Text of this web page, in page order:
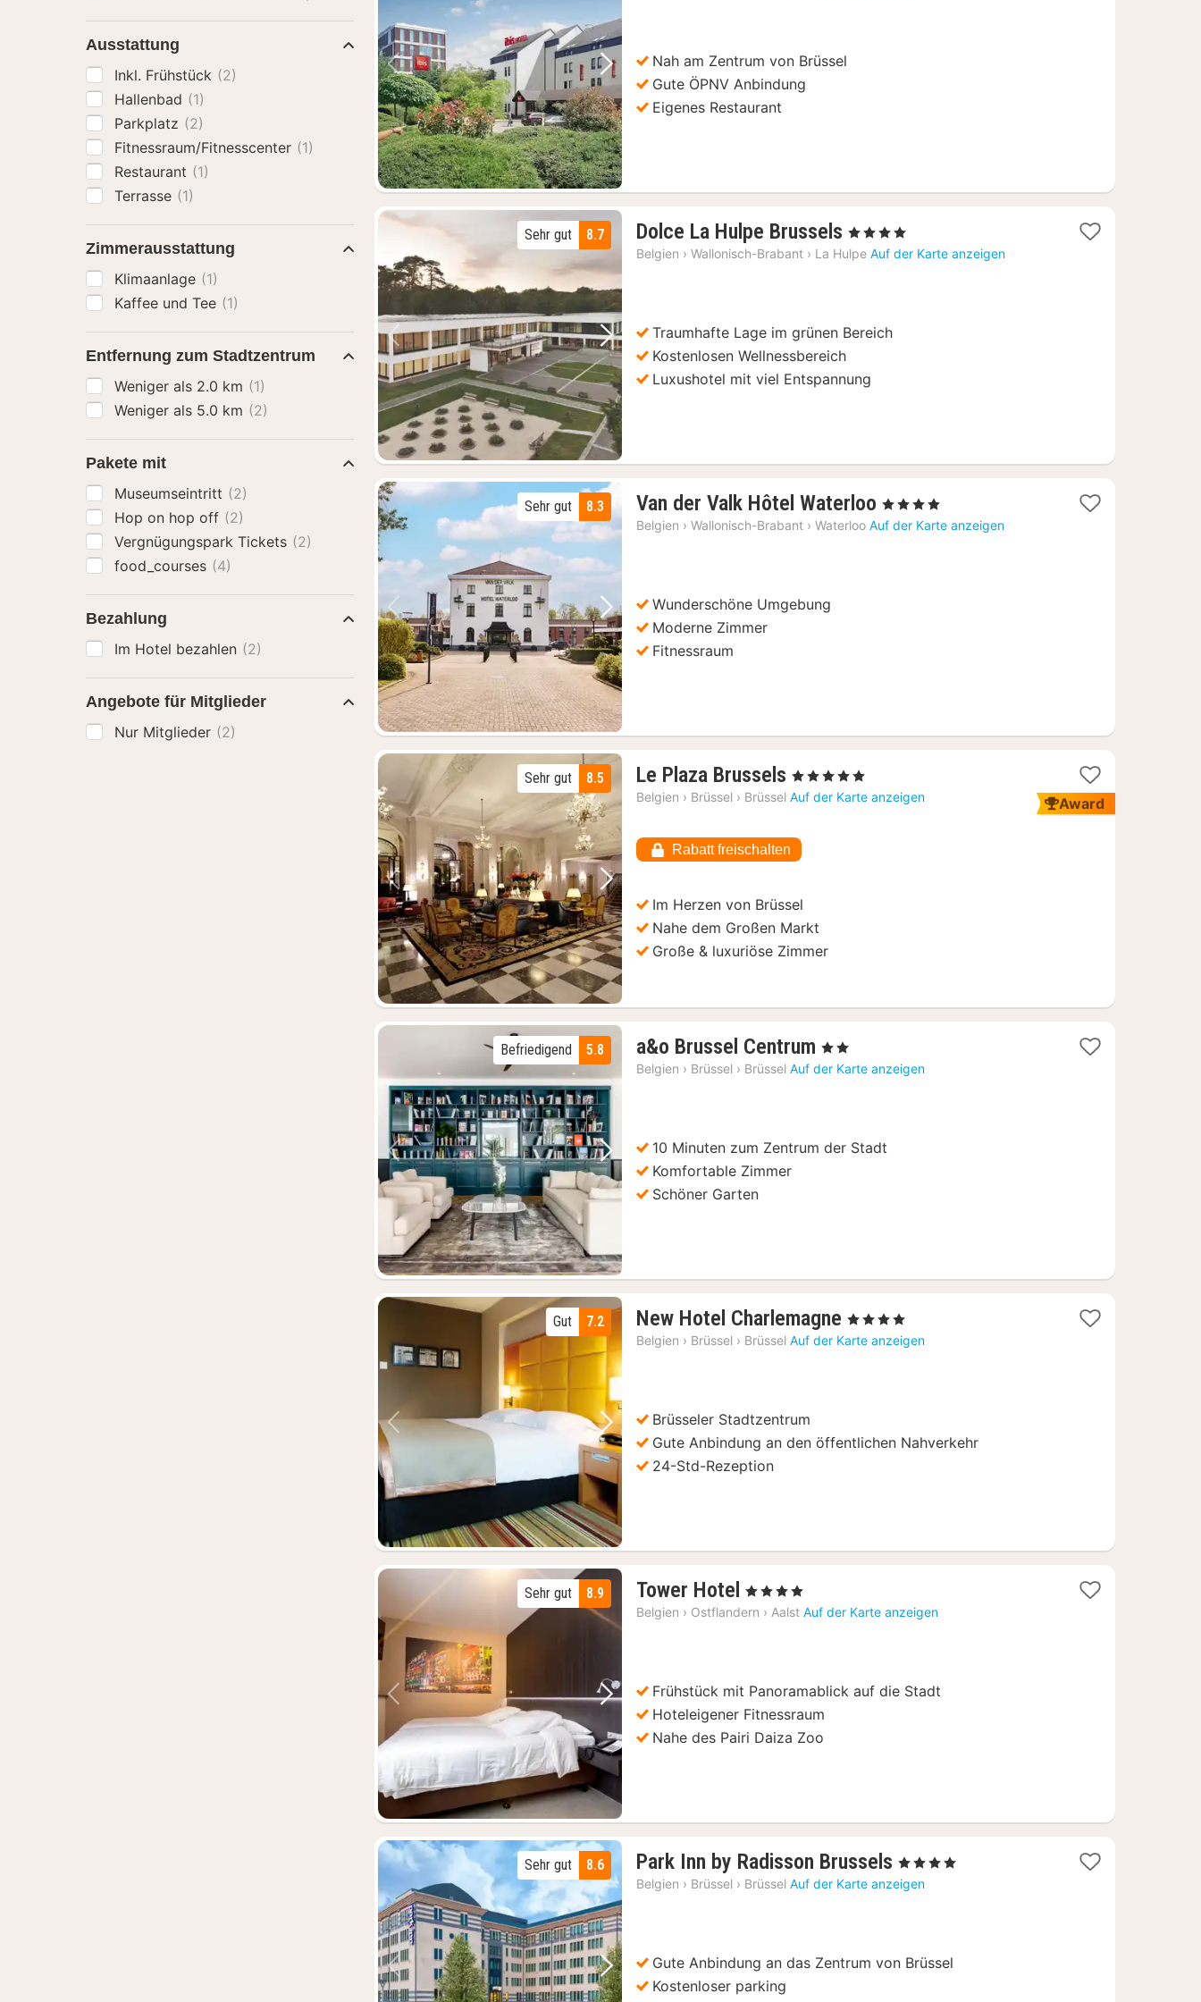
Vorheriges Bild Nächstes Bild
Nah am Zentrum von Brüssel
Gute ÖPNV Anbindung
Eigenes Restaurant
Vorheriges Bild Nächstes Bild
8.7
Sehr gut Dolce La Hulpe Brussels 3
Nächte
, 4 Sterne
Belgien › Wallonisch-Brabant › La Hulpe Auf der Karte anzeigen
Traumhafte Lage im grünen Bereich
Kostenlosen Wellnessbereich
Luxushotel mit viel Entspannung
Vorheriges Bild Nächstes Bild
8.3
Sehr gut Van der Valk Hôtel Waterloo 1
Nacht
, 4 Sterne
Belgien › Wallonisch-Brabant › Waterloo Auf der Karte anzeigen
Wunderschöne Umgebung
Moderne Zimmer
Fitnessraum
Award
Vorheriges Bild Nächstes Bild
8.5
Sehr gut Le Plaza Brussels 1
Nacht
159
€
, 5 Sterne
Belgien › Brüssel › Brüssel Auf der Karte anzeigen
Rabatt freischalten
Im Herzen von Brüssel
Nahe dem Großen Markt
Große & luxuriöse Zimmer
Vorheriges Bild Nächstes Bild
5.8
Befriedigend a&o Brussel Centrum 2
Nächte
, 2 Sterne
Belgien › Brüssel › Brüssel Auf der Karte anzeigen
10 Minuten zum Zentrum der Stadt
Komfortable Zimmer
Schöner Garten
Vorheriges Bild Nächstes Bild
7.2
Gut New Hotel Charlemagne 1
Nacht
, 4 Sterne
Belgien › Brüssel › Brüssel Auf der Karte anzeigen
Brüsseler Stadtzentrum
Gute Anbindung an den öffentlichen Nahverkehr
24-Std-Rezeption
Vorheriges Bild Nächstes Bild
8.9
Sehr gut Tower Hotel 1
Nacht
, 4 Sterne
Belgien › Ostflandern › Aalst Auf der Karte anzeigen
Frühstück mit Panoramablick auf die Stadt
Hoteleigener Fitnessraum
Nahe des Pairi Daiza Zoo
Vorheriges Bild Nächstes Bild
8.6
Sehr gut Park Inn by Radisson Brussels 1
Nacht
, 4 Sterne
Belgien › Brüssel › Brüssel Auf der Karte anzeigen
Gute Anbindung an das Zentrum von Brüssel
Kostenloser parking
Ausstattung
Inkl. Frühstück (2)
Hallenbad (1)
Parkplatz (2)
Fitnessraum/Fitnesscenter (1)
Restaurant (1)
Terrasse (1)
Zimmerausstattung
Klimaanlage (1)
Kaffee und Tee (1)
Entfernung zum Stadtzentrum
Weniger als 2.0 km (1)
Weniger als 5.0 km (2)
Pakete mit
Museumseintritt (2)
Hop on hop off (2)
Vergnügungspark Tickets (2)
food_courses (4)
Bezahlung
Im Hotel bezahlen (2)
Angebote für Mitglieder
Nur Mitglieder (2)